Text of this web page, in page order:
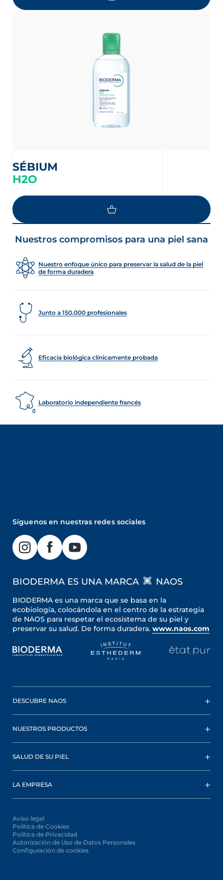
SÉBIUM
H2O
Nuestros compromisos para una piel sana
Nuestro enfoque único para preservar la salud de la piel
de forma duradera
Junto a 150.000 profesionales
Eficacia biológica clínicamente probada
Laboratorio independiente francés
Síguenos en nuestras redes sociales
BIODERMA ES UNA MARCA NAOS
BIODERMA es una marca que se basa en la
ecobiología, colocándola en el centro de la estrategia
de NAOS para respetar el ecosistema de su piel y
preservar su salud. De forma duradera. www.naos.com
DESCUBRE NAOS
NUESTROS PRODUCTOS
SALUD DE SU PIEL
LA EMPRESA
Aviso legal
Política de Cookies
Política de Privacidad
Autorización de Uso de Datos Personales
Configuración de cookies